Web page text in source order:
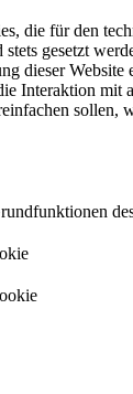
die für den
gesetzt
dieser Website
Interaktion mit
sollen,